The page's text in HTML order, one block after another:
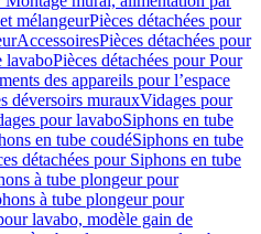
mélangeurPièces détachées pour
AccessoiresPièces détachées pour
lavaboPièces détachées pour Pour
des appareils pour l’espace
déversoirs murauxVidages pour
pour lavaboSiphons en tube
en tube coudéSiphons en tube
détachées pour Siphons en tube
à tube plongeur pour
à tube plongeur pour
lavabo, modèle gain de